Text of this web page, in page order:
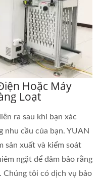
Hoặc Máy
Loạt
ra sau khi bạn xác
nhu cầu của bạn. YUAN
sản xuất và kiểm soát
ngặt để đảm bảo rằng
Chúng tôi có dịch vụ bảo